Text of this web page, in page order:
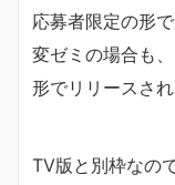
応募者限定の形
変ゼミの場合も
形でリリースされ
TV版と別枠なの